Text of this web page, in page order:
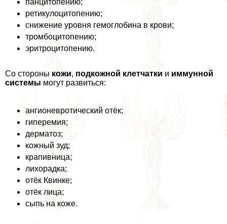
панцитопению;
ретикулоцитопению;
снижение уровня гемоглобина в крови;
тромбоцитопению;
эритроцитопению.
Со стороны кожи, подкожной клетчатки и иммунной
системы могут развиться:
ангионевротический отёк;
гиперемия;
дерматоз;
кожный зуд;
крапивница;
лихорадка;
отёк Квинке;
отёк лица;
сыпь на коже.